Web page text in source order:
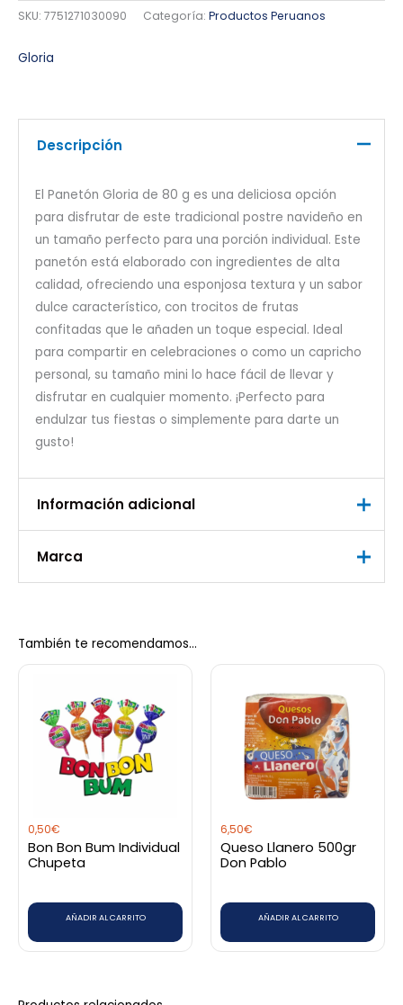
SKU: 7751271030090 Categoría: Productos Peruanos
Gloria
Descripción
El Panetón Gloria de 80 g es una deliciosa opción
para disfrutar de este tradicional postre navideño en
un tamaño perfecto para una porción individual. Este
panetón está elaborado con ingredientes de alta
calidad, ofreciendo una esponjosa textura y un sabor
dulce característico, con trocitos de frutas
confitadas que le añaden un toque especial. Ideal
para compartir en celebraciones o como un capricho
personal, su tamaño mini lo hace fácil de llevar y
disfrutar en cualquier momento. ¡Perfecto para
endulzar tus fiestas o simplemente para darte un
gusto!
Información adicional
Peso
Marca
Gloria
También te recomendamos…
0,50€
Bon Bon Bum Individual
Chupeta
AÑADIR AL CARRITO
6,50€
Queso Llanero 500gr
Don Pablo
AÑADIR AL CARRITO